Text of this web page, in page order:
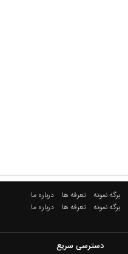
برگه نمونه تعرفه ها درباره ما
برگه نمونه تعرفه ها درباره ما
دسترسی سریع